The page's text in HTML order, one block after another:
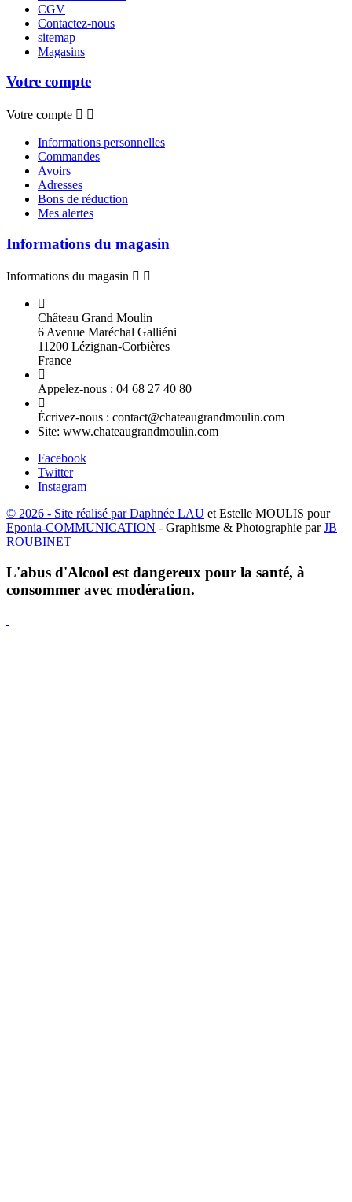
CGV
Contactez-nous
sitemap
Magasins
Votre compte
Votre compte  
Informations personnelles
Commandes
Avoirs
Adresses
Bons de réduction
Mes alertes
Informations du magasin
Informations du magasin  
Château Grand Moulin
6 Avenue Maréchal Galliéni
11200 Lézignan-Corbières
France
Appelez-nous : 04 68 27 40 80
Écrivez-nous : contact@chateaugrandmoulin.com
Site: www.chateaugrandmoulin.com
Facebook
Twitter
Instagram
© 2026 - Site réalisé parDaphnée LAU et Estelle MOULIS pour
Eponia-COMMUNICATION - Graphisme & Photographie parJB
ROUBINET
L'abus d'Alcool est dangereux pour la santé, à
consommer avec modération.